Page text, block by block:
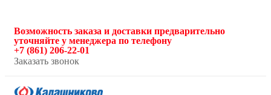
Возможность заказа и доставки предварительно
уточняйте у менеджера по телефону
+7 (861) 206-22-01
Заказать звонок